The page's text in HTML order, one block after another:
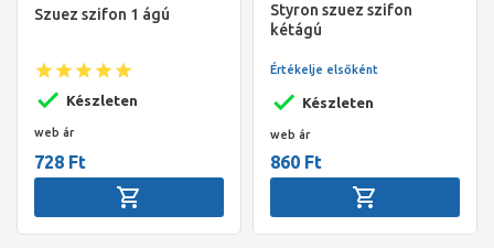
Szuez szifon 1 ágú
Készleten
web ár
728 Ft
Styron szuez szifon
kétágú
Készleten
Értékelje elsőként
web ár
860 Ft